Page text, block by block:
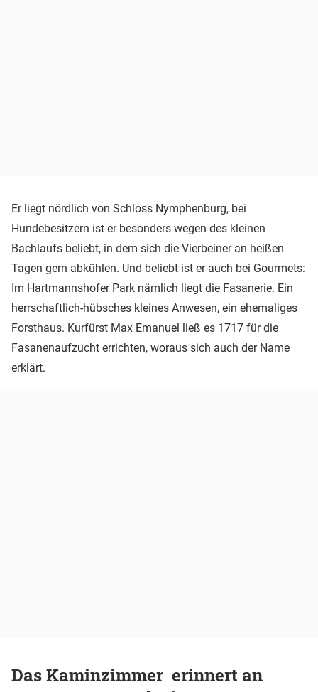
Er liegt nördlich von Schloss Nymphenburg, bei
Hundebesitzern ist er besonders wegen des kleinen
Bachlaufs beliebt, in dem sich die Vierbeiner an heißen
Tagen gern abkühlen. Und beliebt ist er auch bei Gourmets:
Im Hartmannshofer Park nämlich liegt die Fasanerie. Ein
herrschaftlich-hübsches kleines Anwesen, ein ehemaliges
Forsthaus. Kurfürst Max Emanuel ließ es 1717 für die
Fasanenaufzucht errichten, woraus sich auch der Name
erklärt.
Das Kaminzimmer erinnert an